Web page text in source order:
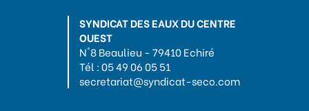
SYNDICAT DES EAUX DU CENTRE
OUEST
N°8 Beaulieu - 79410 Echiré
Tél : 05 49 06 05 51
secretariat@syndicat-seco.com